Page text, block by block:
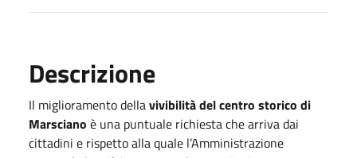
Descrizione
Il miglioramento dellavivibilità del centro storico di
Marsciano è una puntuale richiesta che arriva dai
cittadini e rispetto alla quale l’Amministrazione